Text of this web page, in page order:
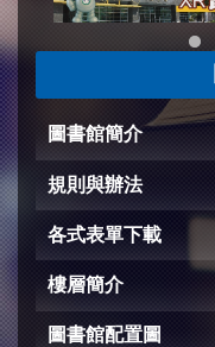
圖書館簡介
規則與辦法
各式表單下載
樓層簡介
圖書館配置圖